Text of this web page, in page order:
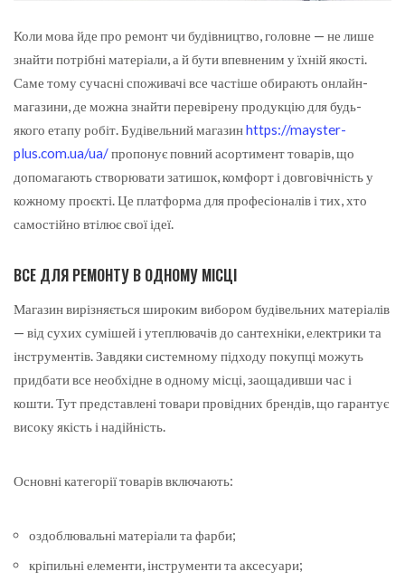
Коли мова йде про ремонт чи будівництво, головне — не лише
знайти потрібні матеріали, а й бути впевненим у їхній якості.
Саме тому сучасні споживачі все частіше обирають онлайн-
магазини, де можна знайти перевірену продукцію для будь-
якого етапу робіт. Будівельний магазинhttps://mayster-
plus.com.ua/ua/пропонує повний асортимент товарів, що
допомагають створювати затишок, комфорт і довговічність у
кожному проєкті. Це платформа для професіоналів і тих, хто
самостійно втілює свої ідеї.
ВСЕ ДЛЯ РЕМОНТУ В ОДНОМУ МІСЦІ
Магазин вирізняється широким вибором будівельних матеріалів
— від сухих сумішей і утеплювачів до сантехніки, електрики та
інструментів. Завдяки системному підходу покупці можуть
придбати все необхідне в одному місці, заощадивши час і
кошти. Тут представлені товари провідних брендів, що гарантує
високу якість і надійність.
Основні категорії товарів включають:
оздоблювальні матеріали та фарби;
кріпильні елементи, інструменти та аксесуари;